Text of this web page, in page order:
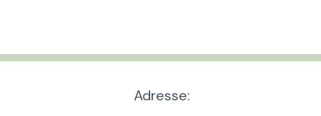
Adresse: